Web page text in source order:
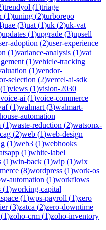
)trendyol (1)triage
(1)tuning (2)turborepo
)uae (3)uat (1)uk (2)uk-vat
updates (1)upgrade (3)upsell
adoption (2)user-experience
(1)variance-analysis (1)vat
(1)vehicle-tracking
(1)vendor-
selection (2)vercel-ai-sdk
(1)views (1)vision-2030
voice-ai (1)voice-commerce
(1)walmart (3)walmart-
automation
(1)waste-reduction (2)watsonx-
(2)web (1)web-design
(1)web3 (1)webhooks
(1)white-label
(1)win-back (1)wip (1)wix
(8)wordpress (1)work-os
automation (1)workflows
(1)working-capital
(1)wps-payroll (1)xero
(3)zatca (2)zero-downtime
(1)zoho-crm (1)zoho-inventory